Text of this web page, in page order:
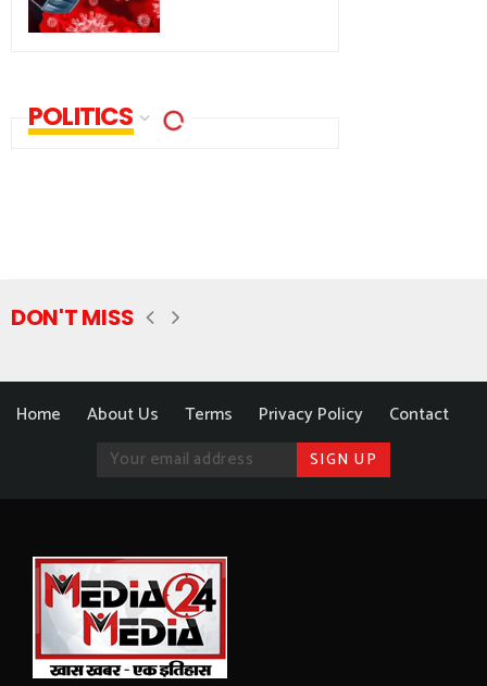
POLITICS
DON'T MISS
Home About Us Terms Privacy Policy Contact